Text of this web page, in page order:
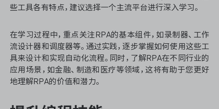
些工具各有特点，建议选择一个主流平台进行深入学习。
在学习过程中，重点关注RPA的基本组件，如录制器、工作
流设计器和调度器等。通过实践，逐步掌握如何使用这些工
具来设计和实现自动化流程。同时，了解RPA在不同行业的
应用场景，如金融、制造和医疗等领域，这将有助于您更好
地理解RPA的价值和潜力。